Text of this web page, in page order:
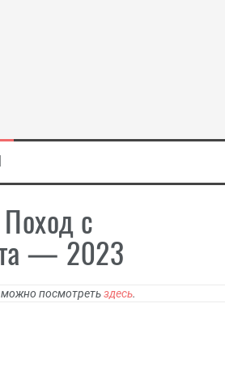
с
— 2023
посмотретьздесь.